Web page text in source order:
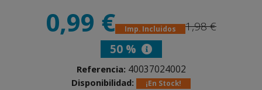
0,99 € Imp. Incluidos
1,98 €
50 %
Referencia: 40037024002
Disponibilidad: ¡En Stock!